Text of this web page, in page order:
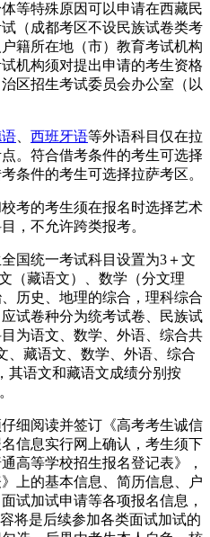
等特殊原因可以申请在西藏民
（成都考区不设民族试卷类考
籍所在地（市）教育考试机构
机构须对提出申请的考生资格
区招生考试委员会办公室（以
西班牙语等外语科目仅在拉
。符合借考条件的考生可选择
条件的考生可选择拉萨考区。
考的考生须在报名时选择艺术
，不允许跨类报考。
国统一考试科目设置为3＋文
（藏语文）、数学（分文理
历史、地理的综合，理科综合
应试卷种分为统考试卷、民族试
为语文、数学、外语、综合共
、藏语文、数学、外语、综合
其语文和藏语文成绩分别按
细阅读并签订《高考考生诚信
信息实行网上确认，考生须下
高等学校招生报名登记表》，
上的基本信息、简历信息、户
试加试申请等各项报名信息，
将是后续参加各类面试加试的